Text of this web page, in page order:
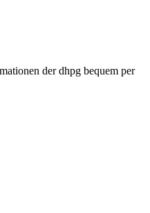
der dhpg bequem per